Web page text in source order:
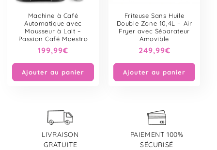
Machine à Café
Automatique avec
Mousseur à Lait –
Passion Café Maestro
Prix
habituel
199,99€
Ajouter au panier
Friteuse Sans Huile
Double Zone 10,4L – Air
Fryer avec Séparateur
Amovible
Prix
habituel
249,99€
Ajouter au panier
LIVRAISON
GRATUITE
PAIEMENT 100%
SÉCURISÉ